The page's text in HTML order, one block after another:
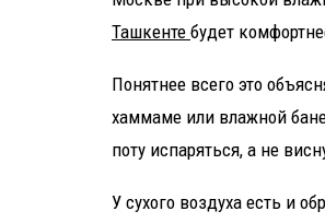
Ташкенте будет
Понятнее всего это
хаммаме или влажной
поту испаряться, а не
У сухого воздуха есть и